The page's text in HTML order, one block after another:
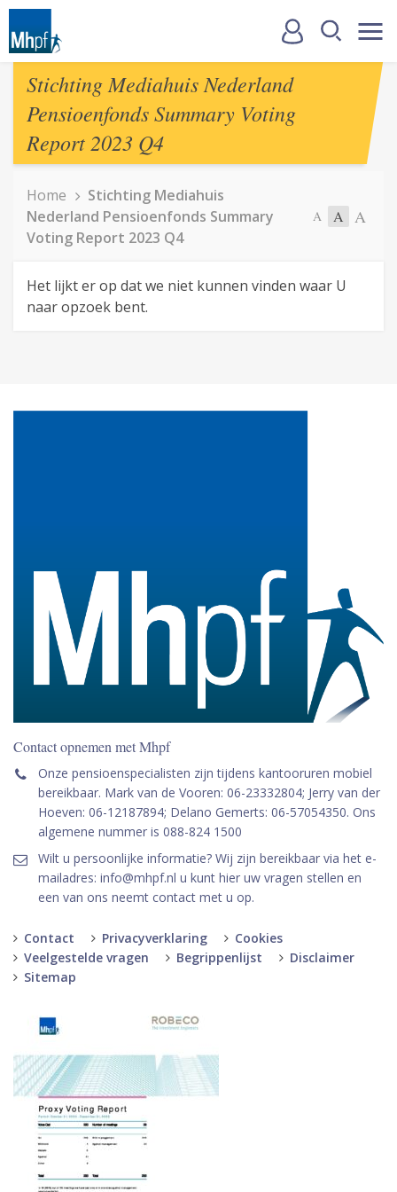
Stichting Mediahuis Nederland
Pensioenfonds Summary Voting
Report 2023 Q4
Home
Stichting Mediahuis
Nederland Pensioenfonds Summary
Voting Report 2023 Q4
A A A
Het lijkt er op dat we niet kunnen vinden waar U
naar opzoek bent.
Contact opnemen met Mhpf
Onze pensioenspecialisten zijn tijdens kantooruren mobiel
bereikbaar. Mark van de Vooren: 06-23332804; Jerry van der
Hoeven: 06-12187894; Delano Gemerts: 06-57054350. Ons
algemene nummer is 088-824 1500
Wilt u persoonlijke informatie? Wij zijn bereikbaar via het e-
mailadres: info@mhpf.nl u kunt hier uw vragen stellen en
een van ons neemt contact met u op.
Contact Privacyverklaring
Cookies
Veelgestelde vragen
Begrippenlijst
Disclaimer
Sitemap